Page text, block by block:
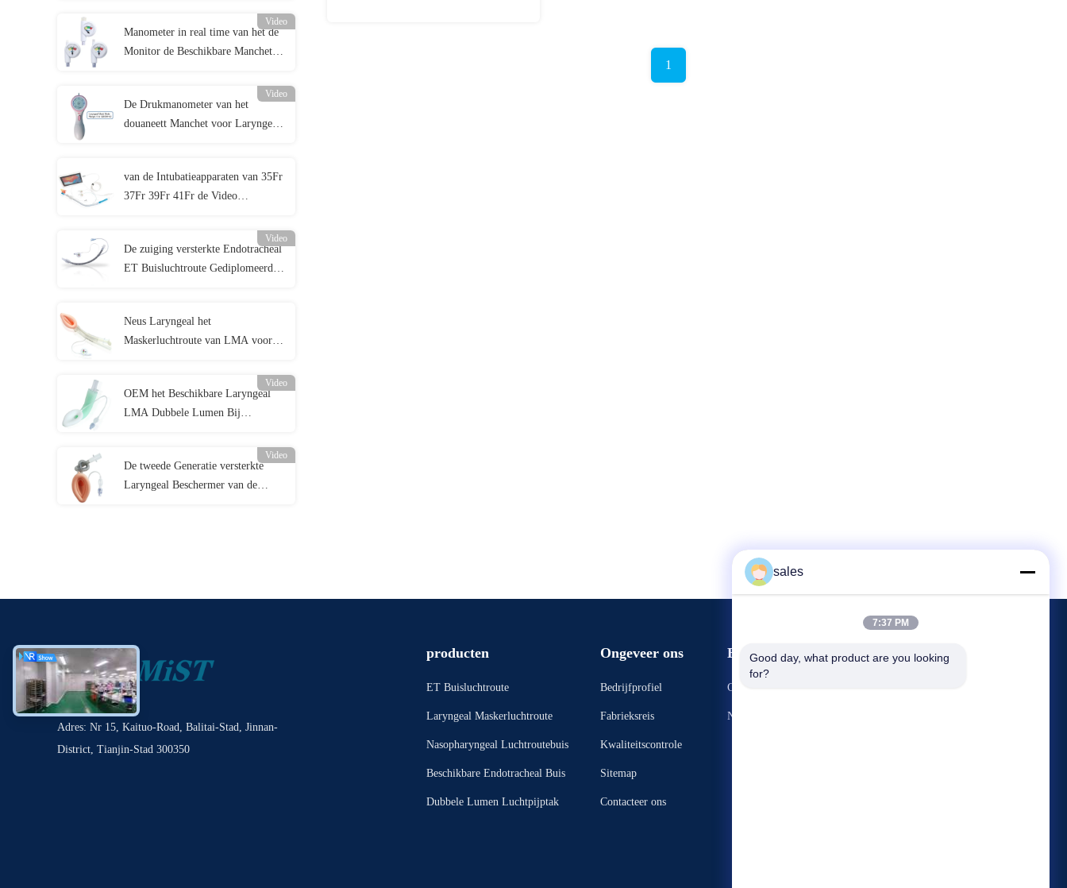
Video
Manometer in real time van het de
Monitor de Beschikbare Manchet
Video
De Drukmanometer van het
douaneett Manchet voor Laryngeal
van de Intubatieapparaten van 35Fr
37Fr 39Fr 41Fr de Video
Video
De zuiging versterkte Endotracheal
ET Buisluchtroute Gediplomeerde
Neus Laryngeal het
Maskerluchtroute van LMA voor
Video
OEM het Beschikbare Laryngeal
LMA Dubbele Lumen Bij
Video
De tweede Generatie versterkte
Laryngeal Beschermer van de
1
Adres: Nr 15, Kaituo-Road, Balitai-Stad, Jinnan-
District, Tianjin-Stad 300350
producten
ET Buisluchtroute
Laryngeal Maskerluchtroute
Nasopharyngeal Luchtroutebuis
Beschikbare Endotracheal Buis
Dubbele Lumen Luchtpijptak
Ongeveer ons
Bedrijfprofiel
Fabrieksreis
Kwaliteitscontrole
Sitemap
Contacteer ons
Evenementen
Gevallen
Nieuws
Verzoek Een Citaat
sales
7:37 PM
Good day, what product are you looking
for?